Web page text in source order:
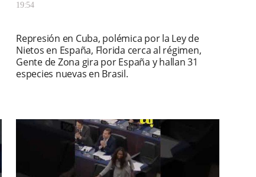
19:54
Represión en Cuba, polémica por la Ley de
Nietos en España, Florida cerca al régimen,
Gente de Zona gira por España y hallan 31
especies nuevas en Brasil.